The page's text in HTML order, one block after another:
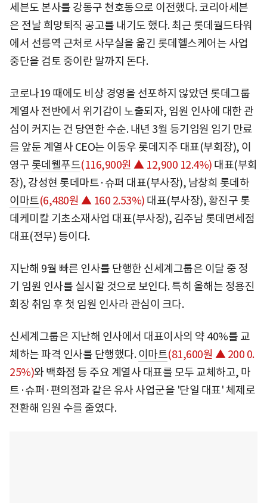
세븐도 본사를 강동구 천호동으로 이전했다. 코리아세븐
은 전날 희망퇴직 공고를 내기도 했다. 최근 롯데월드타워
에서 선릉역 근처로 사무실을 옮긴 롯데헬스케어는 사업
중단을 검토 중이란 말까지 돈다.
코로나19 때에도 비상 경영을 선포하지 않았던 롯데그룹
계열사 전반에서 위기감이 노출되자, 임원 인사에 대한 관
심이 커지는 건 당연한 수순. 내년 3월 등기임원 임기 만료
를 앞둔 계열사 CEO는 이동우 롯데지주 대표(부회장), 이
영구 롯데웰푸드(116,900원 ▲ 12,900 12.4%) 대표(부회
장), 강성현 롯데마트·슈퍼 대표(부사장), 남창희 롯데하
이마트(6,480원 ▲ 160 2.53%) 대표(부사장), 황진구 롯
데케미칼 기초소재사업 대표(부사장), 김주남 롯데면세점
대표(전무) 등이다.
지난해 9월 빠른 인사를 단행한 신세계그룹은 이달 중 정
기 임원 인사를 실시할 것으로 보인다. 특히 올해는 정용진
회장 취임 후 첫 임원 인사라 관심이 크다.
신세계그룹은 지난해 인사에서 대표이사의 약 40%를 교
체하는 파격 인사를 단행했다.이마트(81,600원 ▲ 200 0.
25%)와 백화점 등 주요 계열사 대표를 모두 교체하고, 마
트·슈퍼·편의점과 같은 유사 사업군을 '단일 대표' 체제로
전환해 임원 수를 줄였다.